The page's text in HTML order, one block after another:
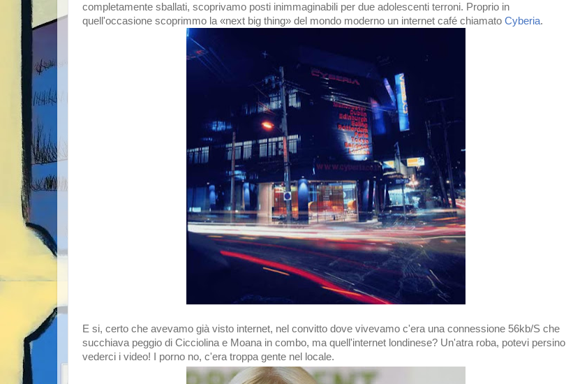
completamente sballati, scoprivamo posti inimmaginabili per due adolescenti terroni. Proprio in
quell'occasione scoprimmo la «next big thing» del mondo moderno un internet café chiamato Cyberia.
E si, certo che avevamo già visto internet, nel convitto dove vivevamo c'era una connessione 56kb/S che
succhiava peggio di Cicciolina e Moana in combo, ma quell'internet londinese? Un'atra roba, potevi persino
vederci i video! I porno no, c'era troppa gente nel locale.